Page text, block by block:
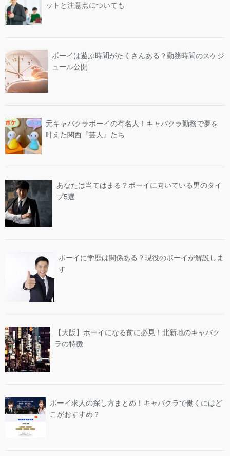
ットと注意点についても
ボーイは遊ぶ時間がたくさんある？勤務時間のスケジ
ュール公開
元キャバクラボーイの有名人！キャバクラ勤務で夢を
叶えた関西『芸人』たち
あなたは当てはまる？ボーイに向いている男のタイ
プ5選
ボーイに学歴は関係ある？現役のボーイが解説しま
す
【大阪】ボーイになる前に必見！北新地のキャバク
ラの特徴
ボーイ求人の探し方まとめ！キャバクラで働くにはど
こがおすすめ？